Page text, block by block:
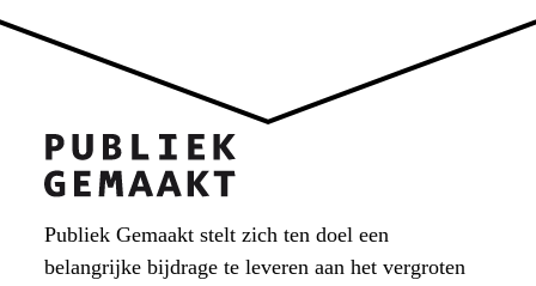
Publiek Gemaakt stelt zich ten doel een
belangrijke bijdrage te leveren aan het vergroten